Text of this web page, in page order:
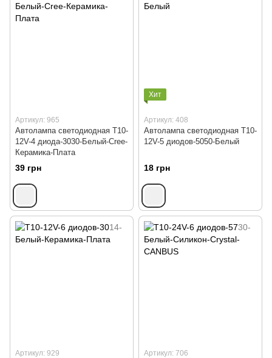
Артикул: 965
Автолампа светодиодная Т10-
12V-4 диода-3030-Белый-Cree-
Керамика-Плата
39 грн
Хит
Артикул: 408
Автолампа светодиодная Т10-
12V-5 диодов-5050-Белый
18 грн
Артикул: 929 Артикул: 706